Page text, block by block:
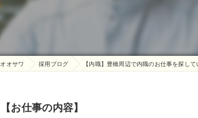
オサワ 採用ブログ 【内職】豊橋周辺で内職のお仕事を探し
お仕事の内容】